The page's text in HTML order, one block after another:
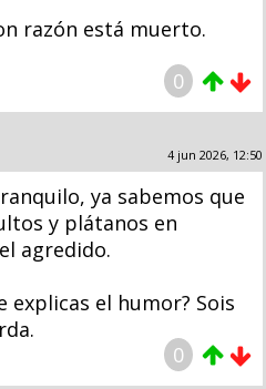
razón está muerto.
0
4 jun 2026, 12:50
ya sabemos que
y plátanos en
agredido.
explicas el humor? Sois
0